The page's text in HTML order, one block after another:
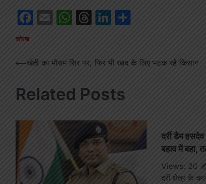
Facebook
EmailWhatsApp
Threads
LinkedIn
कोरबा
Post
⟵खेती का मौसम सिर पर, फिर भी खाद के लिए भटक रहे किसान
Related Posts
दर्री डैम
बहाव में बहा,
Views: 20 ✍️
दर्री क्षेत्र के